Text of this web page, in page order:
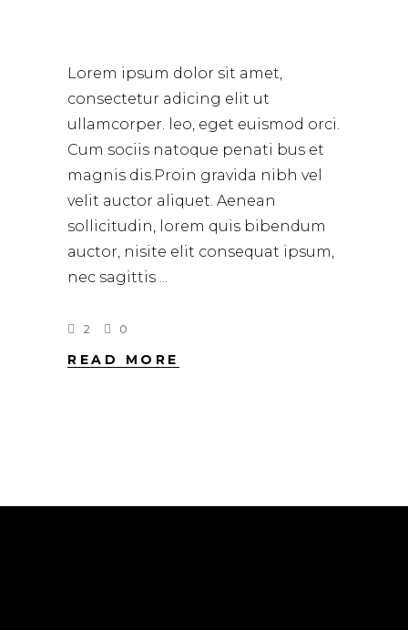
Lorem ipsum dolor sit amet,
consectetur adicing elit ut
ullamcorper. leo, eget euismod orci.
Cum sociis natoque penati bus et
magnis dis.Proin gravida nibh vel
velit auctor aliquet. Aenean
sollicitudin, lorem quis bibendum
auctor, nisite elit consequat ipsum,
nec sagittis
2 0
READ MORE